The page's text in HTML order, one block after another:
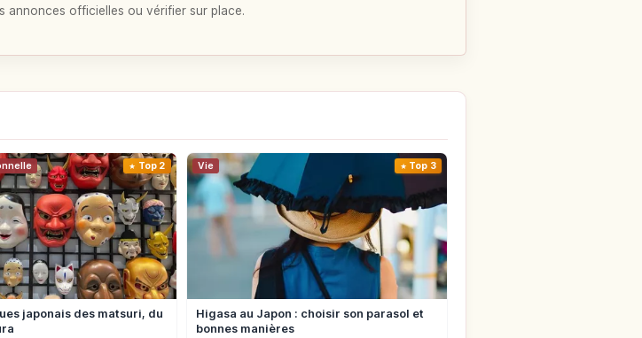
annonces officielles ou vérifier sur place.
Top 2
japonais des matsuri, du
Vie Top 3
Higasa au Japon : choisir son parasol et
bonnes manières